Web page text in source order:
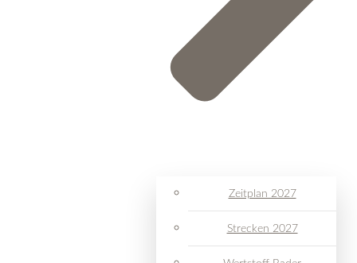
Zeitplan 2027
Strecken 2027